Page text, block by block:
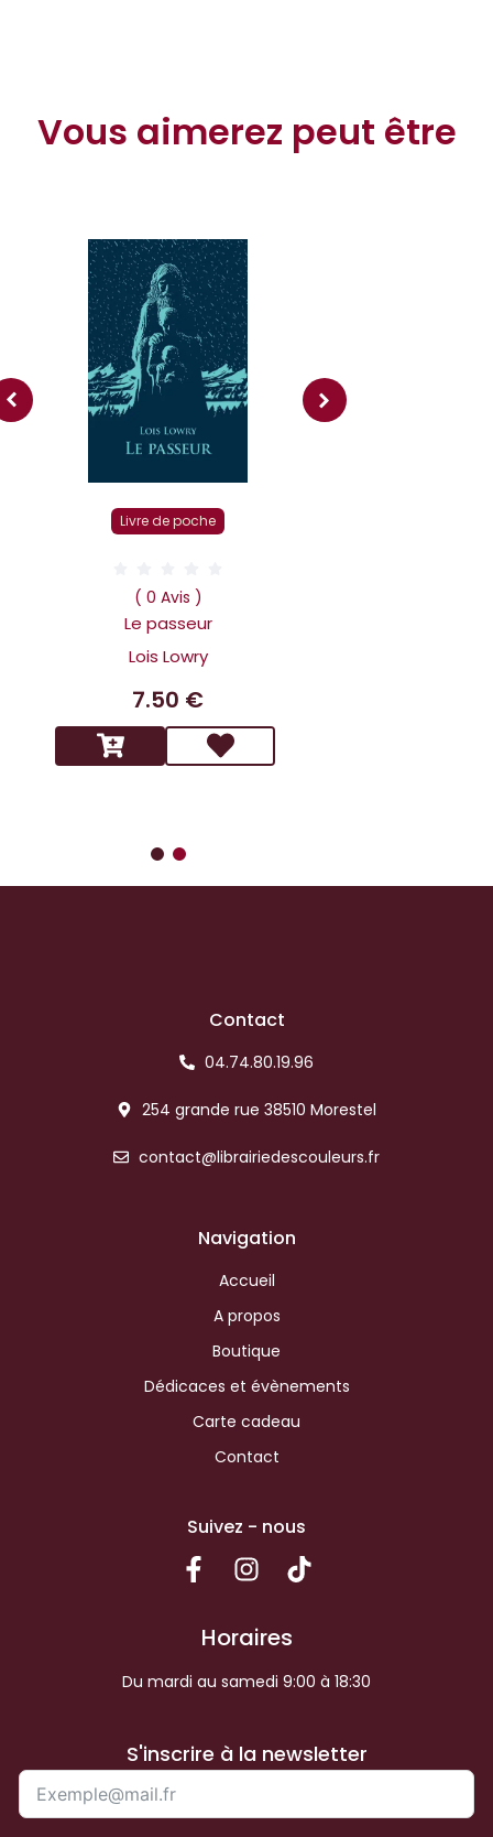
Vous aimerez peut être
Livre de poche
( 0 Avis )
Le passeur
Lois Lowry
7.50 €
Contact
04.74.80.19.96
254 grande rue 38510 Morestel
contact@librairiedescouleurs.fr
Navigation
Accueil
A propos
Boutique
Dédicaces et évènements
Carte cadeau
Contact
Suivez - nous
Horaires
Du mardi au samedi 9:00 à 18:30
S'inscrire à la newsletter